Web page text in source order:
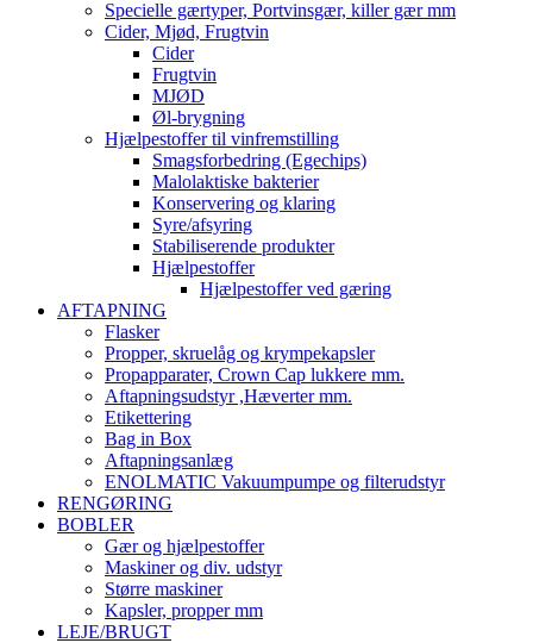
Specielle gærtyper, Portvinsgær, killer gær mm
Cider, Mjød, Frugtvin
Cider
Frugtvin
MJØD
Øl-brygning
Hjælpestoffer til vinfremstilling
Smagsforbedring (Egechips)
Malolaktiske bakterier
Konservering og klaring
Syre/afsyring
Stabiliserende produkter
Hjælpestoffer
Hjælpestoffer ved gæring
AFTAPNING
Flasker
Propper, skruelåg og krympekapsler
Propapparater, Crown Cap lukkere mm.
Aftapningsudstyr ,Hæverter mm.
Etikettering
Bag in Box
Aftapningsanlæg
ENOLMATIC Vakuumpumpe og filterudstyr
RENGØRING
BOBLER
Gær og hjælpestoffer
Maskiner og div. udstyr
Større maskiner
Kapsler, propper mm
LEJE/BRUGT